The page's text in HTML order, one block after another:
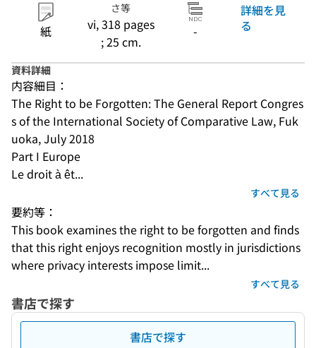
紙
さ等
vi, 318 pages
; 25 cm.
-
詳細を見
る
資料詳細
内容細目：
The Right to be Forgotten: The General Report Congres
s of the International Society of Comparative Law, Fuk
uoka, July 2018
Part I Europe
Le droit à êt...
すべて見る
要約等：
This book examines the right to be forgotten and finds
that this right enjoys recognition mostly in jurisdictions
where privacy interests impose limit...
すべて見る
書店で探す
書店で探す